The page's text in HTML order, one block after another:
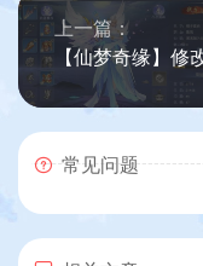
上一篇：
常见问题